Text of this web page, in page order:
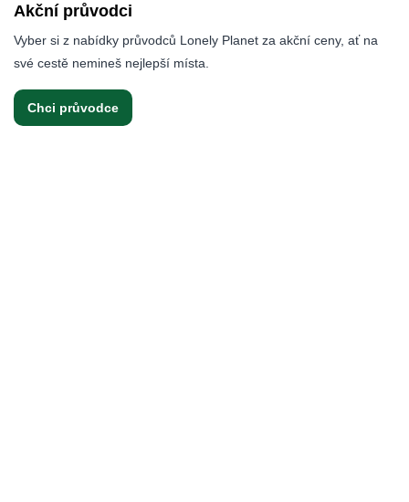
Akční průvodci
Vyber si z nabídky průvodců Lonely Planet za akční ceny, ať na
své cestě nemineš nejlepší místa.
Chci průvodce